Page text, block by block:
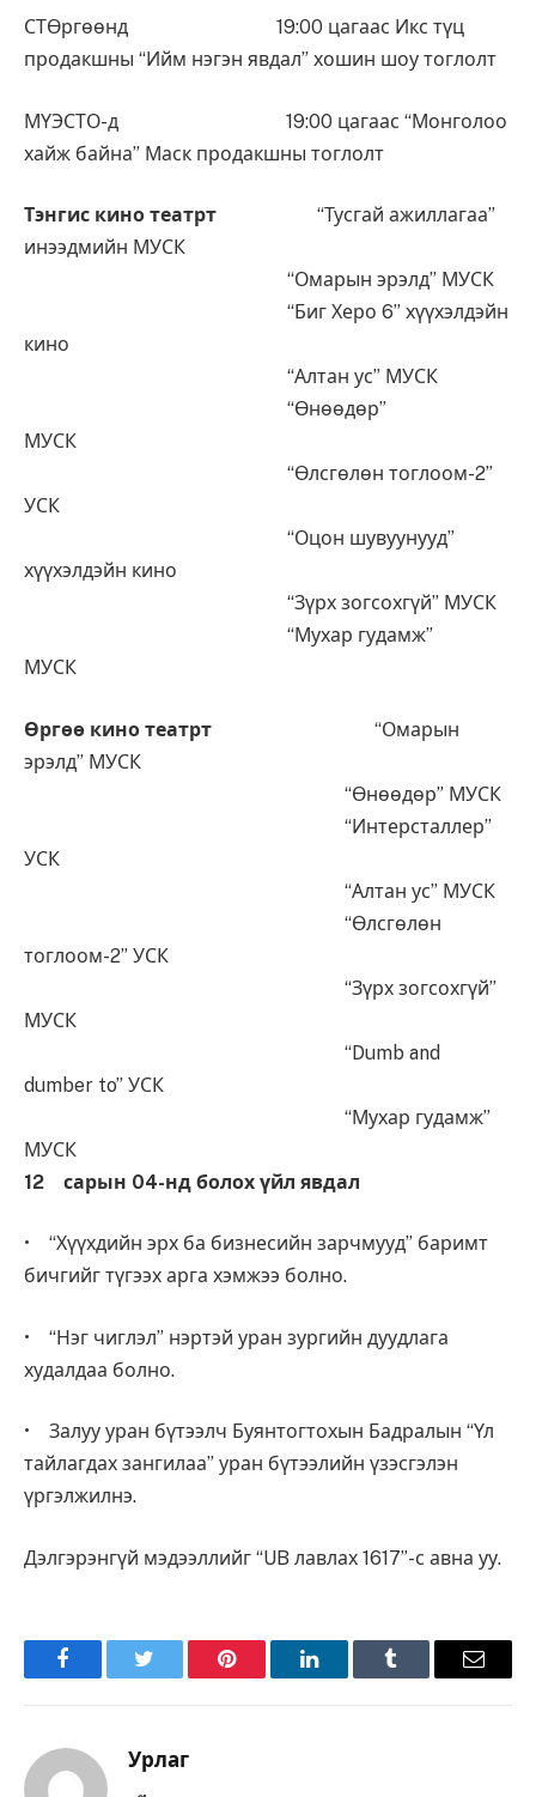
СТӨргөөнд 19:00 цагаас Икс түц
продакшны “Ийм нэгэн явдал” хошин шоу тоглолт
МҮЭСТО-д 19:00 цагаас “Монголоо
хайж байна” Маск продакшны тоглолт
Тэнгис кино театрт
“Тусгай ажиллагаа”
инээдмийн МУСК
“Омарын эрэлд” МУСК
“Биг Херо 6” хүүхэлдэйн
кино
“Алтан ус” МУСК
“Өнөөдөр”
МУСК
“Өлсгөлөн тоглоом-2”
УСК
“Оцон шувуунууд”
хүүхэлдэйн кино
“Зүрх зогсохгүй” МУСК
“Мухар гудамж”
МУСК
Өргөө кино театрт
“Омарын
эрэлд” МУСК
“Өнөөдөр” МУСК
“Интерсталлер”
УСК
“Алтан ус” МУСК
“Өлсгөлөн
тоглоом-2” УСК
“Зүрх зогсохгүй”
МУСК
“Dumb and
dumber to” УСК
“Мухар гудамж”
МУСК
12 сарын 04-нд болох үйл явдал
• “Хүүхдийн эрх ба бизнесийн зарчмууд” баримт
бичгийг түгээх арга хэмжээ болно.
• “Нэг чиглэл” нэртэй уран зургийн дуудлага
худалдаа болно.
• Залуу уран бүтээлч Буянтогтохын Бадралын “Үл
тайлагдах зангилаа” уран бүтээлийн үзэсгэлэн
үргэлжилнэ.
Дэлгэрэнгүй мэдээллийг “UB лавлах 1617”-с авна уу.
FacebookTwitter Pinterest LinkedInTumblr Имэйл
Урлаг